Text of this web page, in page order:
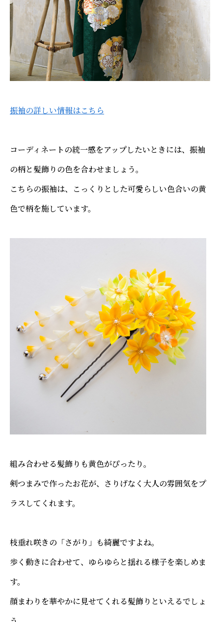
振袖の詳しい情報はこちら
コーディネートの統一感をアップしたいときには、振袖
の柄と髪飾りの色を合わせましょう。
こちらの振袖は、こっくりとした可愛らしい色合いの黄
色で柄を施しています。
組み合わせる髪飾りも黄色がぴったり。
剣つまみで作ったお花が、さりげなく大人の雰囲気をプ
ラスしてくれます。
枝垂れ咲きの「さがり」も綺麗ですよね。
歩く動きに合わせて、ゆらゆらと揺れる様子を楽しめま
す。
顔まわりを華やかに見せてくれる髪飾りといえるでしょ